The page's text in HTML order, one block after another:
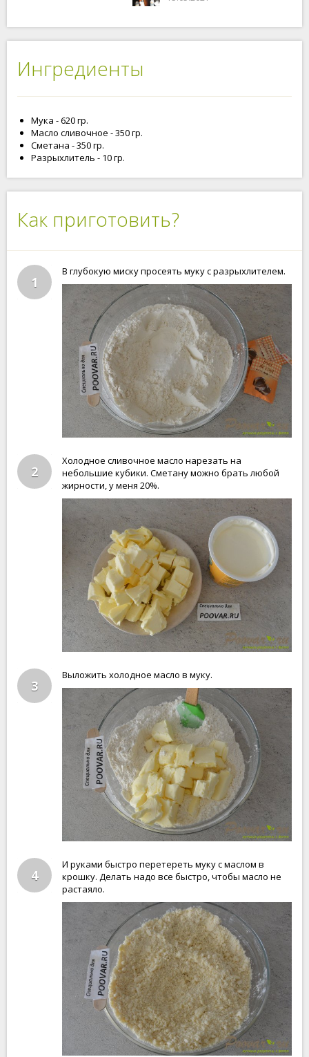
Ингредиенты
Мука - 620 гр.
Масло сливочное - 350 гр.
Сметана - 350 гр.
Разрыхлитель - 10 гр.
Как приготовить?
1
В глубокую миску просеять муку с разрыхлителем.
2
Холодное сливочное масло нарезать на
небольшие кубики. Сметану можно брать любой
жирности, у меня 20%.
3
Выложить холодное масло в муку.
4
И руками быстро перетереть муку с маслом в
крошку. Делать надо все быстро, чтобы масло не
растаяло.